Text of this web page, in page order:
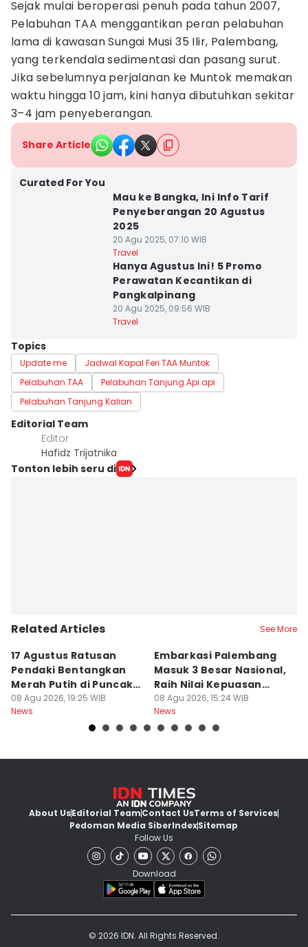
Sejak mulai beroperasi penuh pada tahun 2007,
Pelabuhan TAA menggantikan peran pelabuhan
lama di kawasan Sungai Musi 35 Ilir, Palembang,
yang terkendala sedimentasi dan pasang surut.
Jika sebelumnya perjalanan ke Muntok memakan
waktu hingga 10 jam, kini hanya dibutuhkan sekitar
3–4 jam penyeberangan.
Share Article
Curated For You
Mau ke Bangka, Ini Info Tarif
Penyeberangan 20 Agustus
2025
20 Agu 2025, 07:10 WIB
Travel
Hanya Agustus Ini! 5 Promo
Perawatan Kecantikan di
Pangkalpinang
20 Agu 2025, 09:56 WIB
Travel
Topics
Update me
Jadwal Kapal Feri TAA Muntok
Pelabuhan TAA
Pelabuhan Tanjung Api api
Pelabuhan Tanjung Kalian
Editorial Team
Editor
Hafidz Trijatnika
Tonton lebih seru di
Related Articles See More
17 Agustus Ratusan
Pendaki Bentangkan
Merah Putih di Puncak
Dempo
08 Agu 2026, 19:25 WIB
News
Embarkasi Palembang
Masuk 3 Besar Nasional,
Raih Nilai Kepuasan
86,65
08 Agu 2026, 15:24 WIB
News
About UsEditorial TeamContact UsTerms of Services
Pedoman Media SiberIndexSitemap
Follow Us
Download
© 2026 IDN. All Rights Reserved.